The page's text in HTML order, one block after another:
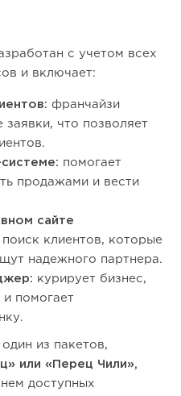
с учетом всех
и включает:
франчайзи
заявки, что позволяет
помогает
продажами и вести
сайте
поиск клиентов, которые
надежного партнера.
курирует бизнес,
и помогает
из пакетов,
или «Перец Чили»,
доступных